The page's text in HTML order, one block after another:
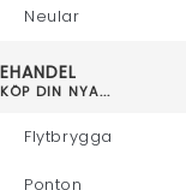
Neular
EHANDEL
KÖP DIN NYA...
Flytbrygga
Ponton